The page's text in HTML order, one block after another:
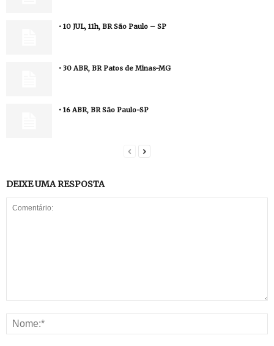
• 10 JUL, 11h, BR São Paulo – SP
• 30 ABR, BR Patos de Minas-MG
• 16 ABR, BR São Paulo-SP
DEIXE UMA RESPOSTA